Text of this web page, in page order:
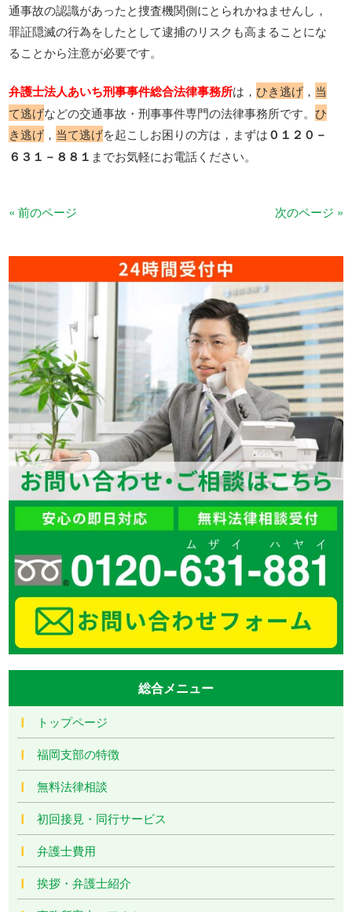
通事故の認識があったと捜査機関側にとられかねませんし，
罪証隠滅の行為をしたとして逮捕のリスクも高まることにな
ることから注意が必要です。
弁護士法人あいち刑事事件総合法律事務所は，ひき逃げ ， 当
て逃げなどの交通事故・刑事事件専門の法律事務所です。ひ
き逃げ ， 当て逃げを起こしお困りの方は，まずは０１２０－
６３１－８８１ までお気軽にお電話ください。
« 前のページ 次のページ »
総合メニュー
トップページ
福岡支部の特徴
無料法律相談
初回接見・同行サービス
弁護士費用
挨拶・弁護士紹介